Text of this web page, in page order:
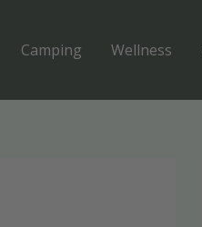
Camping Wellness